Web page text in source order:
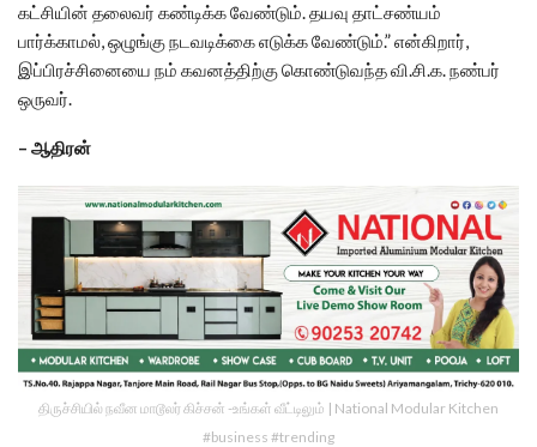
கட்சியின் தலைவர் கண்டிக்க வேண்டும். தயவு தாட்சண்யம்
பார்க்காமல், ஒழுங்கு நடவடிக்கை எடுக்க வேண்டும்.” என்கிறார்,
இப்பிரச்சினையை நம் கவனத்திற்கு கொண்டுவந்த வி.சி.க. நண்பர்
ஒருவர்.
– ஆதிரன்
திருச்சியில் நவீன மாடூலர் கிச்சன் -உங்கள் வீட்டிலும் | National Modular Kitchen
#business #trending